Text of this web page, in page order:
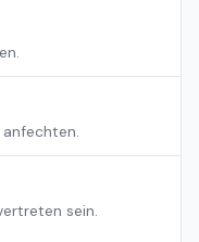
sein.